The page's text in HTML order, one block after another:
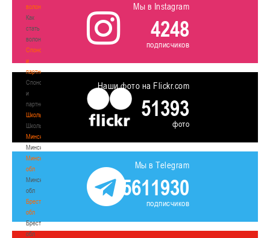
волонтером
Как
стать
волонтером
Спонсоры
и
партнеры
Спонсоры
и
партнеры
Школы
Школы
Минск
Минск
Минская
обл
Минская
обл
Брестская
обл
Брестская
обл
Мы в Instagram
4248
подписчиков
Наши фото на Flickr.com
51393
фото
Мы в Telegram
5611930
подписчиков